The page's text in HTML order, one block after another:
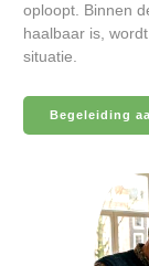
oploopt. Binnen
haalbaar is,
situatie.
Begeleiding